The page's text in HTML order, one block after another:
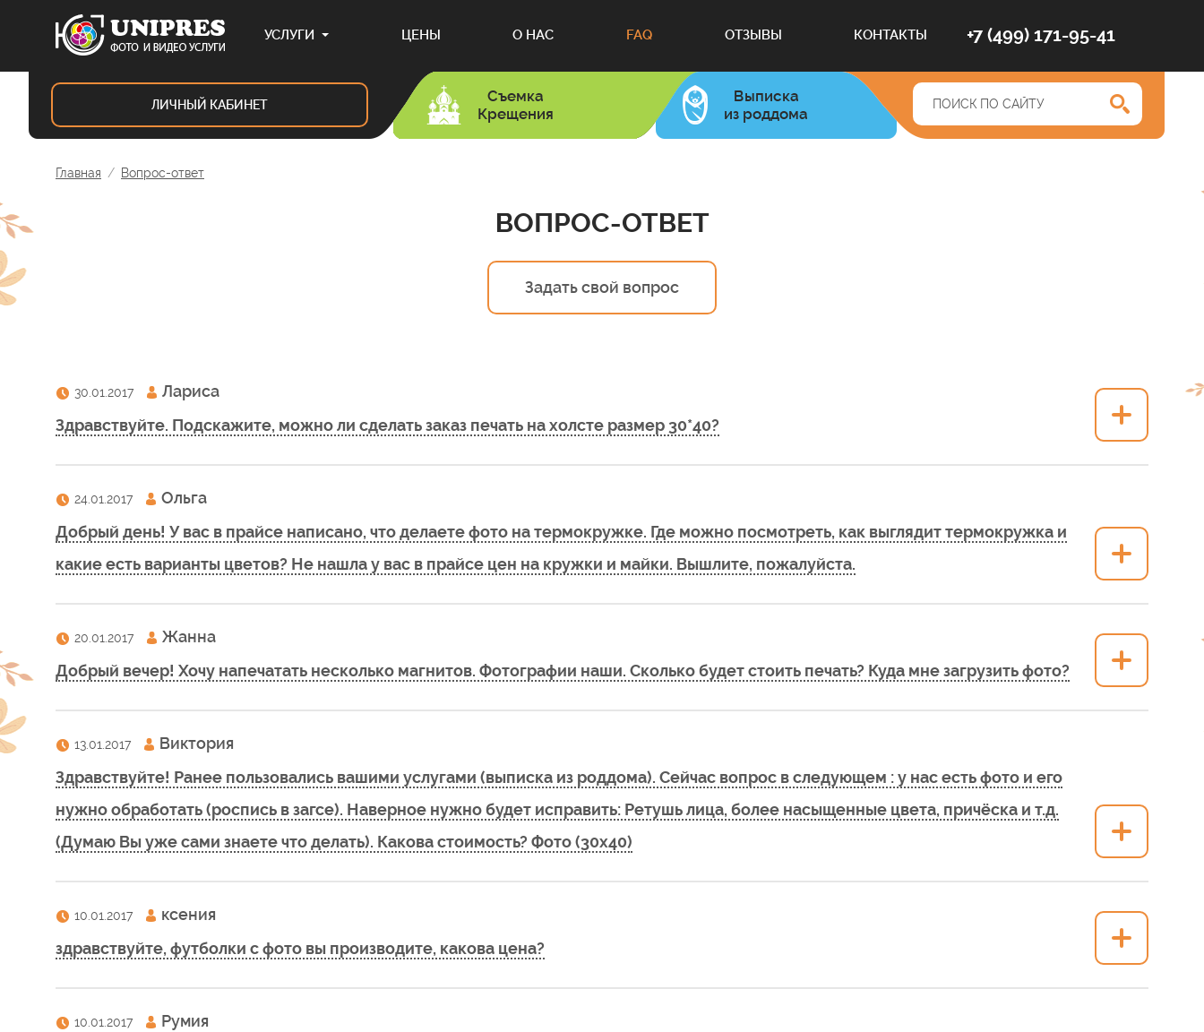
УСЛУГИ ЦЕНЫ О НАС FAQ ОТЗЫВЫ КОНТАКТЫ +7 (499) 171-95-41
ЛИЧНЫЙ КАБИНЕТ
Съемка
Крещения
Выписка
из роддома
Главная Вопрос-ответ
ВОПРОС-ОТВЕТ
Задать свой вопрос
30.01.2017
Лариса
Здравствуйте. Подскажите, можно ли сделать заказ печать на холсте размер 30*40?
24.01.2017
Ольга
Добрый день! У вас в прайсе написано, что делаете фото на термокружке. Где можно посмотреть, как выглядит термокружка и
какие есть варианты цветов? Не нашла у вас в прайсе цен на кружки и майки. Вышлите, пожалуйста.
20.01.2017
Жанна
Добрый вечер! Хочу напечатать несколько магнитов. Фотографии наши. Сколько будет стоить печать? Куда мне загрузить фото?
13.01.2017
Виктория
Здравствуйте! Ранее пользовались вашими услугами (выписка из роддома). Сейчас вопрос в следующем : у нас есть фото и его
нужно обработать (роспись в загсе). Наверное нужно будет исправить: Ретушь лица, более насыщенные цвета, причёска и т.д.
(Думаю Вы уже сами знаете что делать). Какова стоимость? Фото (30х40)
10.01.2017
ксения
здравствуйте, футболки с фото вы производите, какова цена?
10.01.2017
Румия